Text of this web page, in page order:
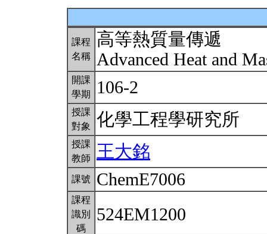
課程
名稱
高等熱質量傳遞
Advanced Heat and
開課
學期
106-2
授課
對象
化學工程學研究所
授課
教師
王大銘
課號 ChemE7006
課程
識別
碼
524EM1200